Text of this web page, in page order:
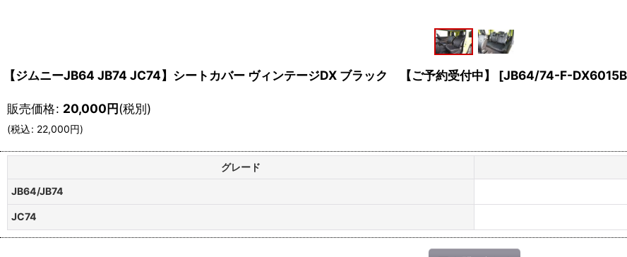
【ジムニーJB64 JB74 JC74】シートカバー ヴィンテージDX ブラック 【ご予約受付中】 [JB64/74-F-
販売価格: 20,000円(税別)
(税込: 22,000円)
グレード
JB64/JB74
JC74